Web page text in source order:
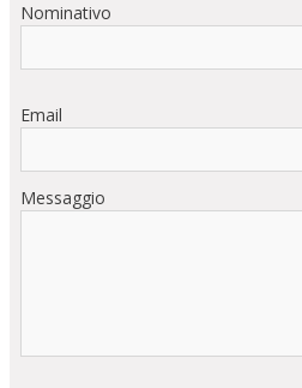
Nominativo
Email
Messaggio